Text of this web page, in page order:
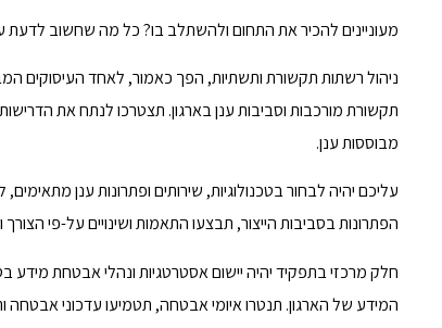
מעוניינים להכיר את התחום ולהשתלב בו? כל מה שחשוב לדעת
ניהול רשתות תקשורת ותשתיות, הפך כאמור, לאחד העיסוקים
תקשורת מורכבות וסביבות ענן בארגון. תצטרכו לנתח את
מבוססות ענן.
עליכם יהיה לבחור בטכנולוגיות, שירותים ופתרונות ענן
הפתרונות בסביבות הייצור, תבצעו התאמות ושינויים על-פי
חלק מרכזי בתפקיד יהיה יישום אסטרטגיות ונהלי אבטחת
המידע של הארגון. תנטרו איומי אבטחה, תטמיעו עדכוני אבטחה